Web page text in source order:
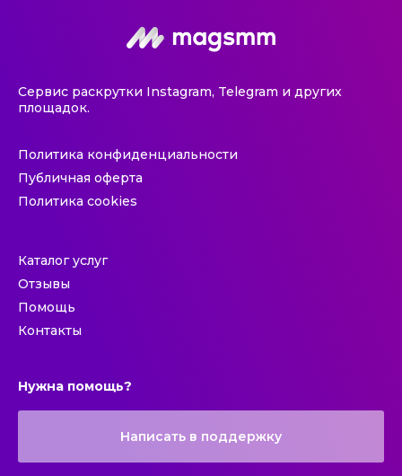
Сервис раскрутки Instagram, Telegram и других
площадок.
Политика конфиденциальности
Публичная оферта
Политика cookies
Каталог услуг
Отзывы
Помощь
Контакты
Нужна помощь?
Написать в поддержку